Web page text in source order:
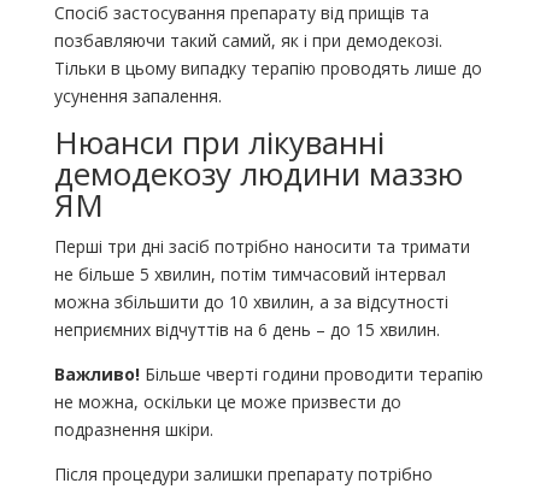
Спосіб застосування препарату від прищів та
позбавляючи такий самий, як і при демодекозі.
Тільки в цьому випадку терапію проводять лише до
усунення запалення.
Нюанси при лікуванні
демодекозу людини маззю
ЯМ
Перші три дні засіб потрібно наносити та тримати
не більше 5 хвилин, потім тимчасовий інтервал
можна збільшити до 10 хвилин, а за відсутності
неприємних відчуттів на 6 день – до 15 хвилин.
Важливо!Більше чверті години проводити терапію
не можна, оскільки це може призвести до
подразнення шкіри.
Після процедури залишки препарату потрібно